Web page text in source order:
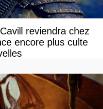
reviendra chez
encore plus culte